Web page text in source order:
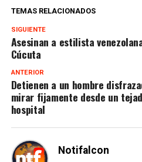
TEMAS RELACIONADOS
SIGUIENTE
Asesinan a estilista
Cúcuta
ANTERIOR
Detienen a un hombre
mirar fijamente desde un
hospital
Notifalcon